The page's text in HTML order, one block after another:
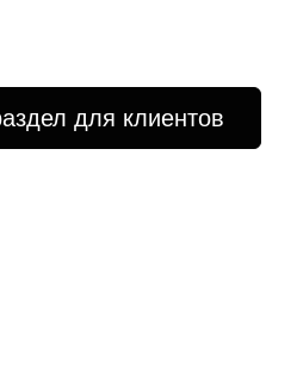
для клиентов